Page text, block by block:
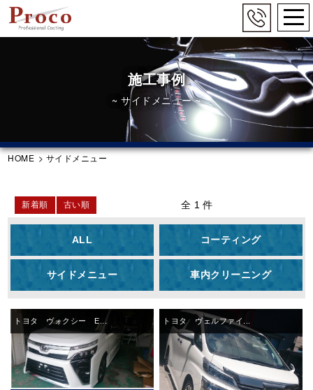
施工事例
~ サイドメニュー ~
HOME > サイドメニュー
新着順 古い順 全 1 件
ALL コーティング
サイドメニュー 車内クリーニング
トヨタ ヴォクシー E... トヨタ ヴェルファイ...